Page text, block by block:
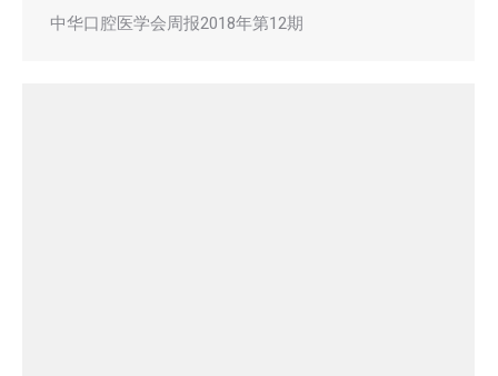
中华口腔医学会周报2018年第12期